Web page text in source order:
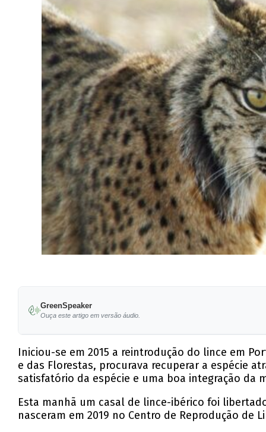
GreenSpeaker
Ouça este artigo em versão áudio.
Iniciou-se em 2015 a reintrodução do lince em
e das Florestas, procurava recuperar a espécie
satisfatório da espécie e uma boa integração da
Esta manhã um casal de lince-ibérico foi
nasceram em 2019 no Centro de Reprodução de